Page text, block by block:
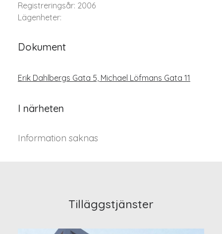
Registreringsår: 2006
Lägenheter:
Dokument
Erik Dahlbergs Gata 5, Michael Löfmans Gata 11
I närheten
Information saknas
Tilläggstjänster